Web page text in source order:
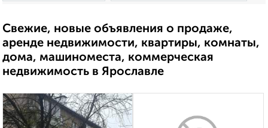
Свежие, новые объявления о продаже,
аренде недвижимости, квартиры, комнаты,
дома, машиноместа, коммерческая
недвижимость в Ярославле